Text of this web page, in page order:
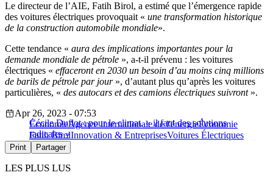
Le directeur de l’AIE, Fatih Birol, a estimé que l’émergence rapide
des voitures électriques provoquait « une transformation historique
de la construction automobile mondiale».
Cette tendance « aura des implications importantes pour la
demande mondiale de pétrole », a-t-il prévenu : les voitures
électriques « effaceront en 2030 un besoin d’au moins cinq millions
de barils de pétrole par jour », d’autant plus qu’après les voitures
particulières, « des autocars et des camions électriques suivront ».
Cécile Duflot : pour le climat, « il faut des solutions
radicales »
Apr 26, 2023 - 07:53
ÉconomieAgence internationale de l'énergieÉconomie
Fatih BirolInnovation & EntreprisesVoitures Électriques
Print Partager
LES PLUS LUS